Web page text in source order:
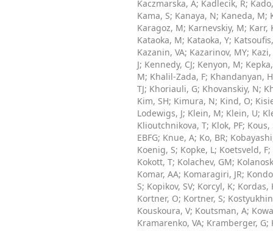
Kaczmarska, A; Kadlecik, R;
Kama, S; Kanaya, N; Kaneda, M;
Karagoz, M; Karnevskiy, M; Karr,
Kataoka, M; Kataoka, Y;
Kazanin, VA; Kazarinov, MY;
J; Kennedy, CJ; Kenyon, M;
M; Khalil-Zada, F; Khandanyan, H
TJ; Khoriauli, G; Khovanskiy, N;
Kim, SH; Kimura, N; Kind, O;
Lodewigs, J; Klein, M; Klein, U;
Klioutchnikova, T; Klok, PF; Kous,
EBFG; Knue, A; Ko, BR;
Koenig, S; Kopke, L; Koetsveld, F;
Kokott, T; Kolachev, GM;
Komar, AA; Komaragiri, JR;
S; Kopikov, SV; Korcyl, K; Kordas,
Kortner, O; Kortner, S;
Kouskoura, V; Koutsman, A;
Kramarenko, VA; Kramberger, G;